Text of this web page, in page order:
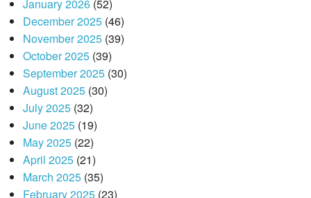
January 2026(52)
December 2025(46)
November 2025(39)
October 2025(39)
September 2025(30)
August 2025(30)
July 2025(32)
June 2025(19)
May 2025(22)
April 2025(21)
March 2025(35)
February 2025(23)